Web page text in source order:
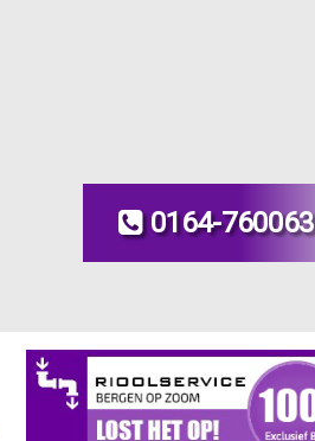
0164-760063